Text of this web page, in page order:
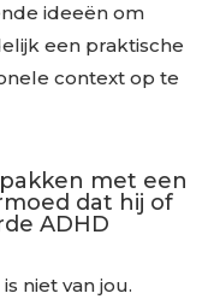
ideeën om
een praktische
context op te
met een
dat hij of
ADHD
niet van jou.